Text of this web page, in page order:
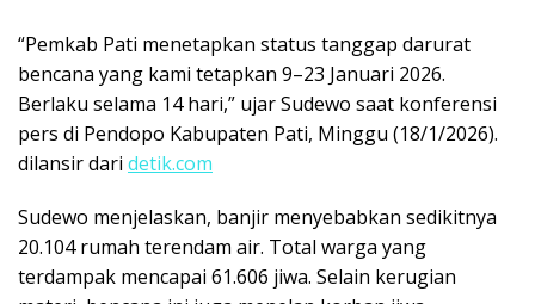
“Pemkab Pati menetapkan status tanggap darurat
bencana yang kami tetapkan 9–23 Januari 2026.
Berlaku selama 14 hari,” ujar Sudewo saat konferensi
pers di Pendopo Kabupaten Pati, Minggu (18/1/2026).
dilansir dari detik.com
Sudewo menjelaskan, banjir menyebabkan sedikitnya
20.104 rumah terendam air. Total warga yang
terdampak mencapai 61.606 jiwa. Selain kerugian